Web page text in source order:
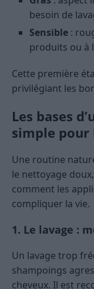
besoin de
Sensible :
produits ou à
Cette première
privilégiant les
Les bases
simple pour
Une routine
le nettoyage
comment les
compliquer la vie.
1. Le lavage :
Un lavage trop
shampoings
cheveux. Il est